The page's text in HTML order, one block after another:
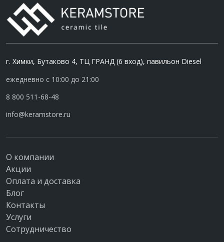
г. Химки, Бутаково 4, ТЦ ГРАНД (6 вход), павильон Diesel
ежедневно с 10:00 до 21:00
8 800 511-68-48
info@keramstore.ru
О компании
Акции
Оплата и доставка
Блог
Контакты
Услуги
Сотрудничество